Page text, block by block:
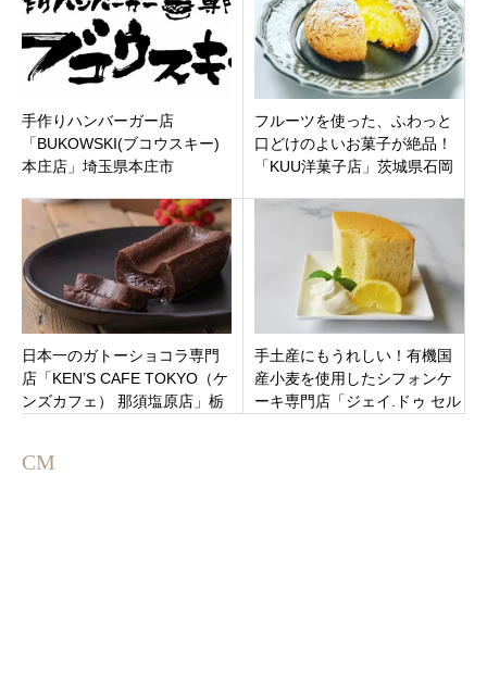
手作りハンバーガー店
「BUKOWSKI(ブコウスキー)
本庄店」埼玉県本庄市
フルーツを使った、ふわっと
口どけのよいお菓子が絶品！
「KUU洋菓子店」茨城県石岡
日本一のガトーショコラ専門
店「KEN’S CAFE TOKYO（ケ
ンズカフェ） 那須塩原店」栃
手土産にもうれしい！有機国
産小麦を使用したシフォンケ
ーキ専門店「ジェイ.ドゥ セル
CM